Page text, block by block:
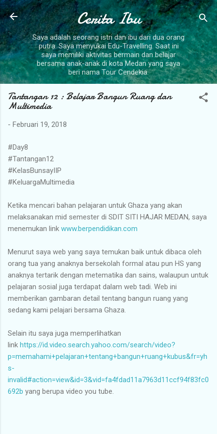
Langsung ke konten utama
Cerita Ibu
Saya adalah seorang istri dan ibu dari dua orang
putra. Saya menyukai Edu-Travelling. Saat ini
saya memiliki aktivitas bermain dan belajar
bersama anak-anak di kota Medan yang saya
beri nama Tour Cendekia.
Tantangan 12 : Belajar Bangun Ruang dan
Multimedia
- Februari 19, 2018
#Day8
#Tantangan12
#KelasBunsayIIP
#KeluargaMultimedia
Ketika mencari bahan pelajaran untuk Ghaza yang akan
melaksanakan mid semester di SDIT SITI HAJAR MEDAN, saya
menemukan link www.berpendidikan.com
Menurut saya web yang saya temukan baik untuk dibaca oleh
orang tua yang anaknya bersekolah formal atau pun HS yang
anaknya tertarik dengan metematika dan sains, walaupun untuk
pelajaran sosial juga terdapat dalam web tadi. Web ini
memberikan gambaran detail tentang bangun ruang yang
sedang kami pelajari bersama Ghaza.
Selain itu saya juga memperlihatkan
link https://id.video.search.yahoo.com/search/video?
p=memahami+pelajaran+tentang+bangun+ruang+kubus&fr=yh
s-
invalid#action=view&id=3&vid=fa4fdad11a7963d11ccf94f83fc0
692b yang berupa video you tube.